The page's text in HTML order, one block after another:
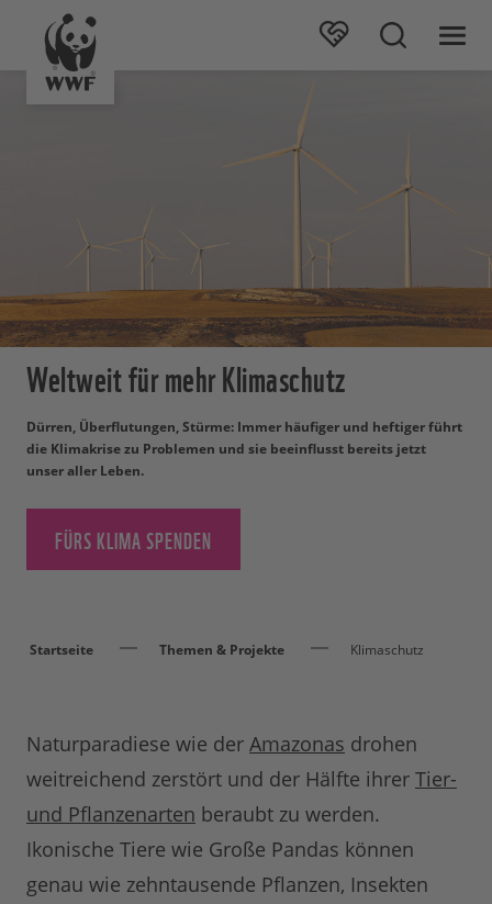
Weltweit für mehr Klimaschutz
Dürren, Überflutungen, Stürme: Immer häufiger und heftiger führt
die Klimakrise zu Problemen und sie beeinflusst bereits jetzt
unser aller Leben.
FÜRS KLIMA SPENDEN
Startseite Themen & Projekte Klimaschutz
Naturparadiese wie der Amazonas drohen
weitreichend zerstört und der Hälfte ihrer Tier-
und Pflanzenarten beraubt zu werden.
Ikonische Tiere wie Große Pandas können
genau wie zehntausende Pflanzen, Insekten